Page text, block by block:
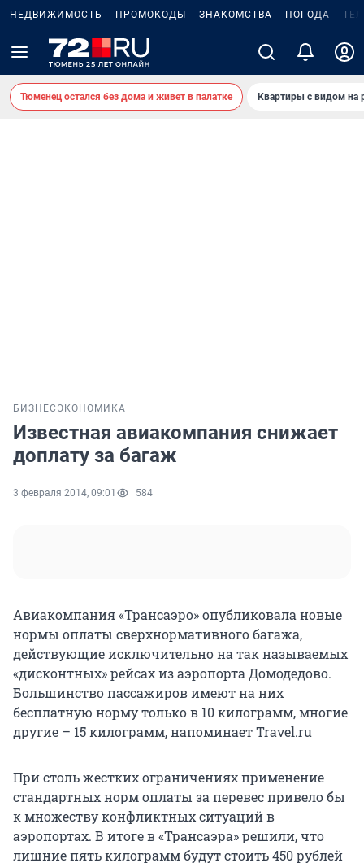
НЕДВИЖИМОСТЬ ПРОМОКОДЫ ЗНАКОМСТВА ПОГОДА
Тюменец остался без дома и живет в палатке Квартиры с видом на
БИЗНЕС ЭКОНОМИКА
Известная авиакомпания снижает
доплату за багаж
3 февраля 2014, 09:01 584
Авиакомпания «Трансаэро» опубликовала новые
нормы оплаты сверхнормативного багажа,
действующие исключительно на так называемых
«дисконтных» рейсах из аэропорта Домодедово.
Большинство пассажиров имеют на них
бесплатную норму только в 10 килограмм, многие
другие – 15 килограмм, напоминает Travel.ru
При столь жестких ограничениях применение
стандартных норм оплаты за перевес привело бы
к множеству конфликтных ситуаций в
аэропортах. В итоге в «Трансаэра» решили, что
лишние пять килограмм будут стоить 450 рублей